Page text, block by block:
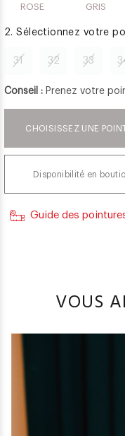
ROSE GRIS
2. Sélectionnez votre
31 32 33
Conseil : Prenez votre
CHOISISSEZ UNE
Disponibilité en
Guide des
VOUS